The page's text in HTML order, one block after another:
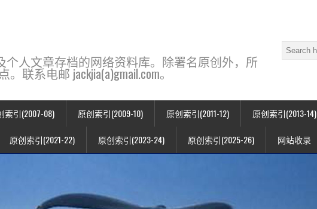
个人文章存档的网络资料库。除署名原创外，所
联系电邮 jackjia(a)gmail.com。
索引(2007-08) 原创索引(2009-10) 原创索引(2011-12) 原创索引(2013-14)
原创索引(2021-22) 原创索引(2023-24) 原创索引(2025-26) 网站收录